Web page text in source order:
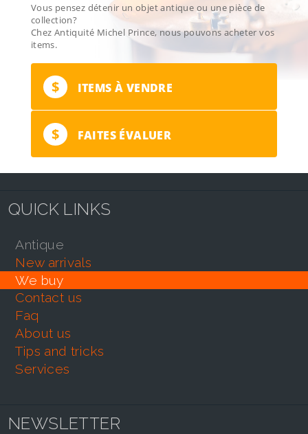
Vous pensez détenir un objet antique ou une pièce de
collection?
Chez Antiquité Michel Prince, nous pouvons acheter vos
items.
$ ITEMS À VENDRE
$ FAITES ÉVALUER
QUICK LINKS
antique
new arrivals
we buy
contact us
faq
about us
tips and tricks
services
NEWSLETTER